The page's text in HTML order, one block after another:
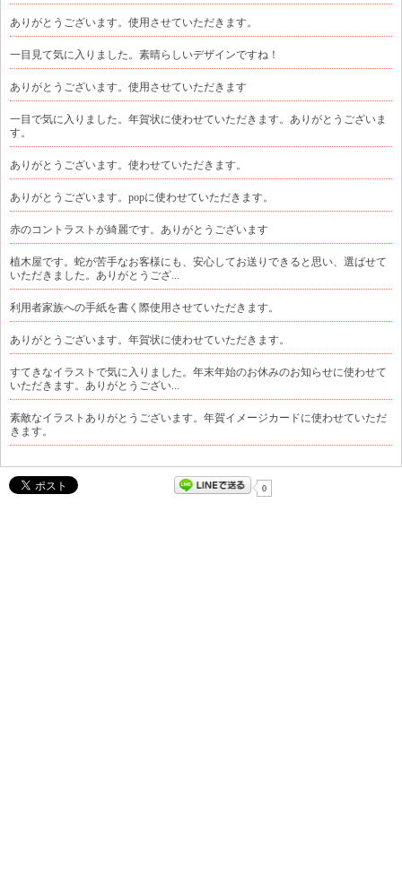
ありがとうございます。使用させていただきます。
一目見て気に入りました。素晴らしいデザインですね！
ありがとうございます。使用させていただきます
一目で気に入りました。年賀状に使わせていただきます。ありがとうございま
す。
ありがとうございます。使わせていただきます。
ありがとうございます。popに使わせていただきます。
赤のコントラストが綺麗です。ありがとうございます
植木屋です。蛇が苦手なお客様にも、安心してお送りできると思い、選ばせて
いただきました。ありがとうござ...
利用者家族への手紙を書く際使用させていただきます。
ありがとうございます。年賀状に使わせていただきます。
すてきなイラストで気に入りました。年末年始のお休みのお知らせに使わせて
いただきます。ありがとうござい...
素敵なイラストありがとうございます。年賀イメージカードに使わせていただ
きます。
0